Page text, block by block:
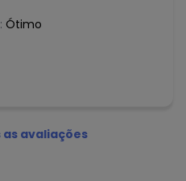
Ótimo
avaliações